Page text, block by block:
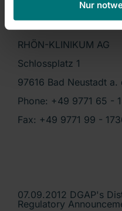
Nur
Dr. Kai G. Klinger
RHÖN-KLINIKUM AG
Schlossplatz 1
97616 Bad Neustadt a.
Phone: +49 9771 65 -
Fax: +49 9771 99 -
07.09.2012 DGAP's
Regulatory